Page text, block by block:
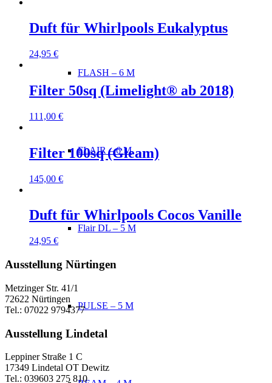
FLASH – 6 M
FLAIR – 6 M
Flair DL – 5 M
PULSE – 5 M
Duft für Whirlpools Eukalyptus
24,95 €
Filter 50sq (Limelight® ab 2018)
111,00 €
Filter 100sq (Gleam)
145,00 €
Duft für Whirlpools Cocos Vanille
24,95 €
Ausstellung Nürtingen
Metzinger Str. 41/1
72622 Nürtingen
Tel.: 07022 9794377
Ausstellung Lindetal
Leppiner Straße 1 C
17349 Lindetal OT Dewitz
Tel.: 039603 275 810